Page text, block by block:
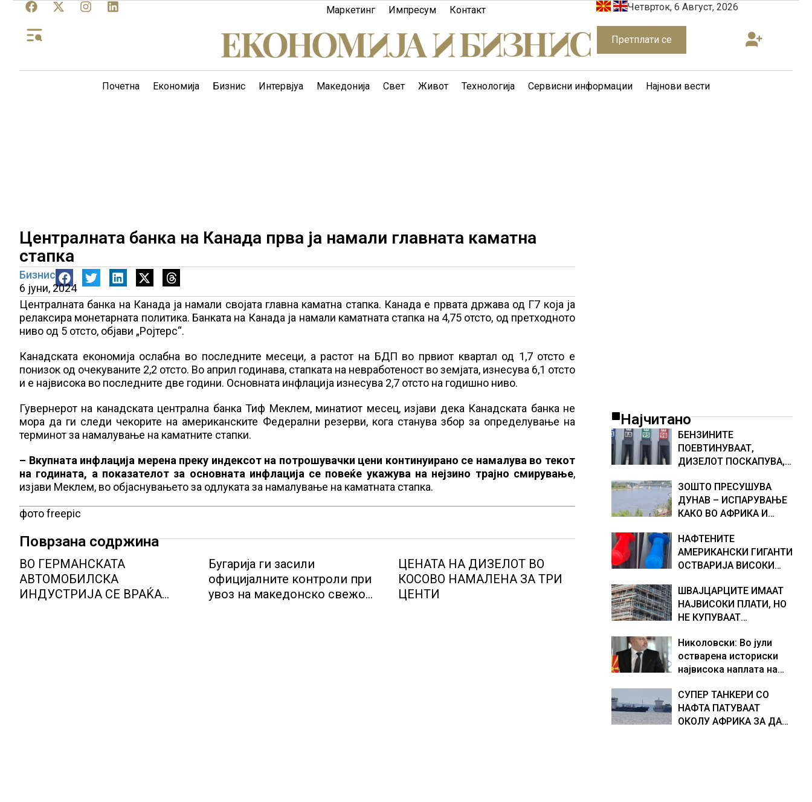
Маркетинг Импресум Контакт Четврток, 6 Август, 2026
Претплати се
Почетна Економија Бизнис Интервјуа Македонија Свет Живот Технологија Сервисни информации Најнови вести
Централната банка на Канада прва ја намали главната каматна
стапка
Бизнис
6 јуни, 2024
Централната банка на Канада ја намали својата главна каматна стапка. Канада е првата држава од Г7 која ја
релаксира монетарната политика. Банката на Канада ја намали каматната стапка на 4,75 отсто, од претходното
ниво од 5 отсто, објави „Ројтерс“.
Канадската економија ослабна во последните месеци, а растот на БДП во првиот квартал од 1,7 отсто е
понизок од очекуваните 2,2 отсто. Во април годинава, стапката на невработеност во земјата, изнесува 6,1 отсто
и е највисока во последните две години. Основната инфлација изнесува 2,7 отсто на годишно ниво.
Гувернерот на канадската централна банка Тиф Меклем, минатиот месец, изјави дека Канадската банка не
мора да ги следи чекорите на американските Федерални резерви, кога станува збор за определување на
терминот за намалување на каматните стапки.
– Вкупната инфлација мерена преку индексот на потрошувачки цени континуирано се намалува во текот
на годината, а показателот за основната инфлација се повеќе укажува на нејзино трајно смирување,
изјави Меклем, во објаснувањето за одлуката за намалување на каматната стапка.
фото freepic
Поврзана содржина
ВО ГЕРМАНСКАТА
АВТОМОБИЛСКА
ИНДУСТРИЈА СЕ ВРАЌА
Бугарија ги засили
официјалните контроли при
увоз на македонско свежо
ЦЕНАТА НА ДИЗЕЛОТ ВО
КОСОВО НАМАЛЕНА ЗА ТРИ
ЦЕНТИ
Најчитано
БЕНЗИНИТЕ
ПОЕВТИНУВААТ,
ДИЗЕЛОТ ПОСКАПУВА,
ГОРИВАТА
ЗОШТО ПРЕСУШУВА
ДУНАВ – ИСПАРУВАЊЕ
КАКО ВО АФРИКА И
ВОДА, објаснување на
хидрогеолог од Србија
НАФТЕНИТЕ
АМЕРИКАНСКИ ГИГАНТИ
ОСТВАРИЈА ВИСОКИ
ОД НИВ ДА ГИ НАМАЛАТ
ЦЕНИТЕ НА ГОРИВАТА
ШВАЈЦАРЦИТЕ ИМААТ
НАЈВИСОКИ ПЛАТИ, НО
НЕ КУПУВААТ
ЗОШТО?
Николовски: Во јули
остварена историски
највисока наплата на
милијарди денари –
изградивме систем што
испорачува резултати
СУПЕР ТАНКЕРИ СО
НАФТА ПАТУВААТ
ОКОЛУ АФРИКА ЗА ДА